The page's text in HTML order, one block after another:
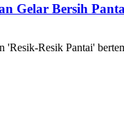
Gelar Bersih
'Resik-Resik Pantai'